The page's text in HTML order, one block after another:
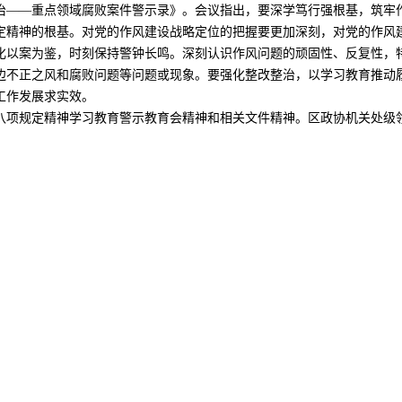
——重点领域腐败案件警示录》。会议指出，要深学笃行强根基，筑牢
神的根基。对党的作风建设战略定位的把握要更加深刻，对党的作
案为鉴，时刻保持警钟长鸣。深刻认识作风问题的顽固性、反复性
正之风和腐败问题等问题或现象。要强化整改整治，以学习教育推
发展求实效。
规定精神学习教育警示教育会精神和相关文件精神。区政协机关处级